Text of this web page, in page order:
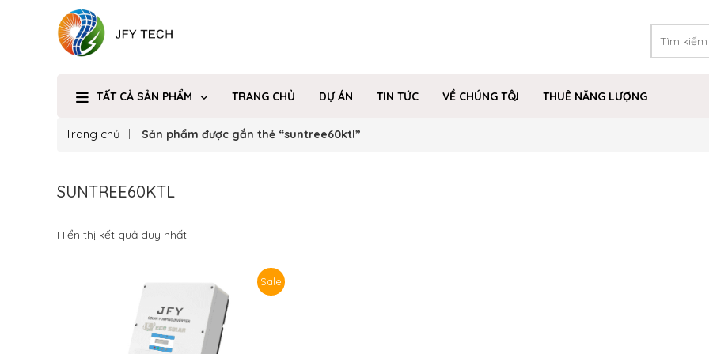
TẤT CẢ SẢN PHẨM TRANG CHỦ DỰ ÁN TIN TỨC VỀ CHÚNG TÔI THUÊ NĂNG LƯỢNG
Trang chủ Sản phẩm được gắn thẻ “suntree60ktl”
SUNTREE60KTL
Hiển thị kết quả duy nhất
Sale